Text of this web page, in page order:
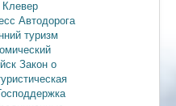
Клевер
Автодорога
туризм
Закон о